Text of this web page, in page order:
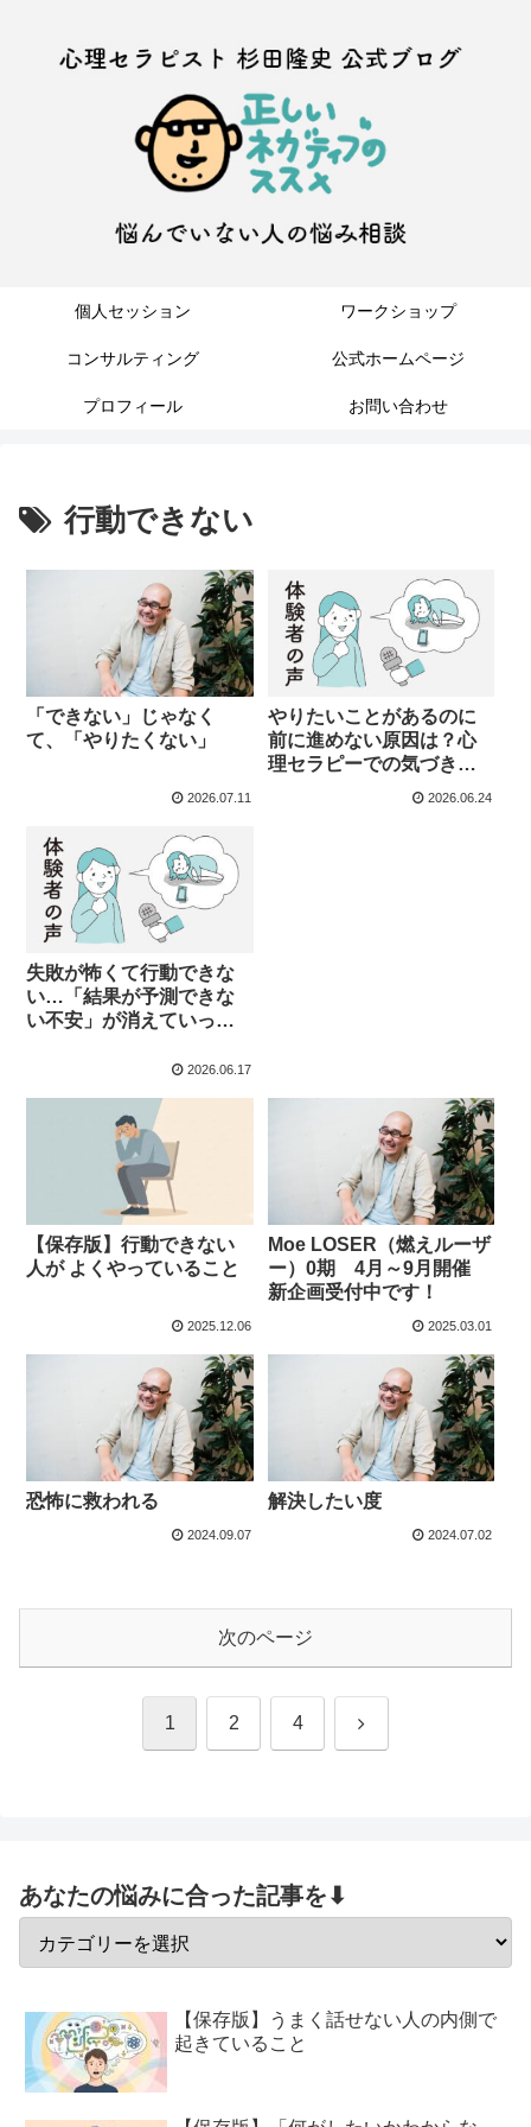
個人セッション ワークショップ
コンサルティング 公式ホームページ
プロフィール お問い合わせ
行動できない
「できない」じゃなく
て、「やりたくない」
2026.07.11
やりたいことがあるのに
前に進めない原因は？心
理セラピーでの気づきと
2026.06.24
失敗が怖くて行動できな
い…「結果が予測できな
い不安」が消えていった
2026.06.17
【保存版】行動できない
人が よくやっていること
2025.12.06
Moe LOSER（燃えルーザ
ー）0期 4月～9月開催
新企画受付中です！
2025.03.01
恐怖に救われる
2024.09.07
解決したい度
2024.07.02
次のページ
1 2 4 次
あなたの悩みに合った記事を⬇
【保存版】うまく話せない人の内側で
起きていること